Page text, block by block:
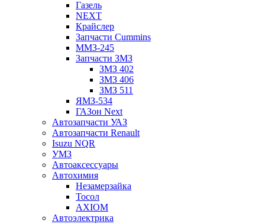
Газель
NEXT
Крайслер
Запчасти Cummins
ММЗ-245
Запчасти ЗМЗ
ЗМЗ 402
ЗМЗ 406
ЗМЗ 511
ЯМЗ-534
ГАЗон Next
Автозапчасти УАЗ
Автозапчасти Renault
Isuzu NQR
УМЗ
Автоаксессуары
Автохимия
Незамерзайка
Тосол
AXIOM
Автоэлектрика